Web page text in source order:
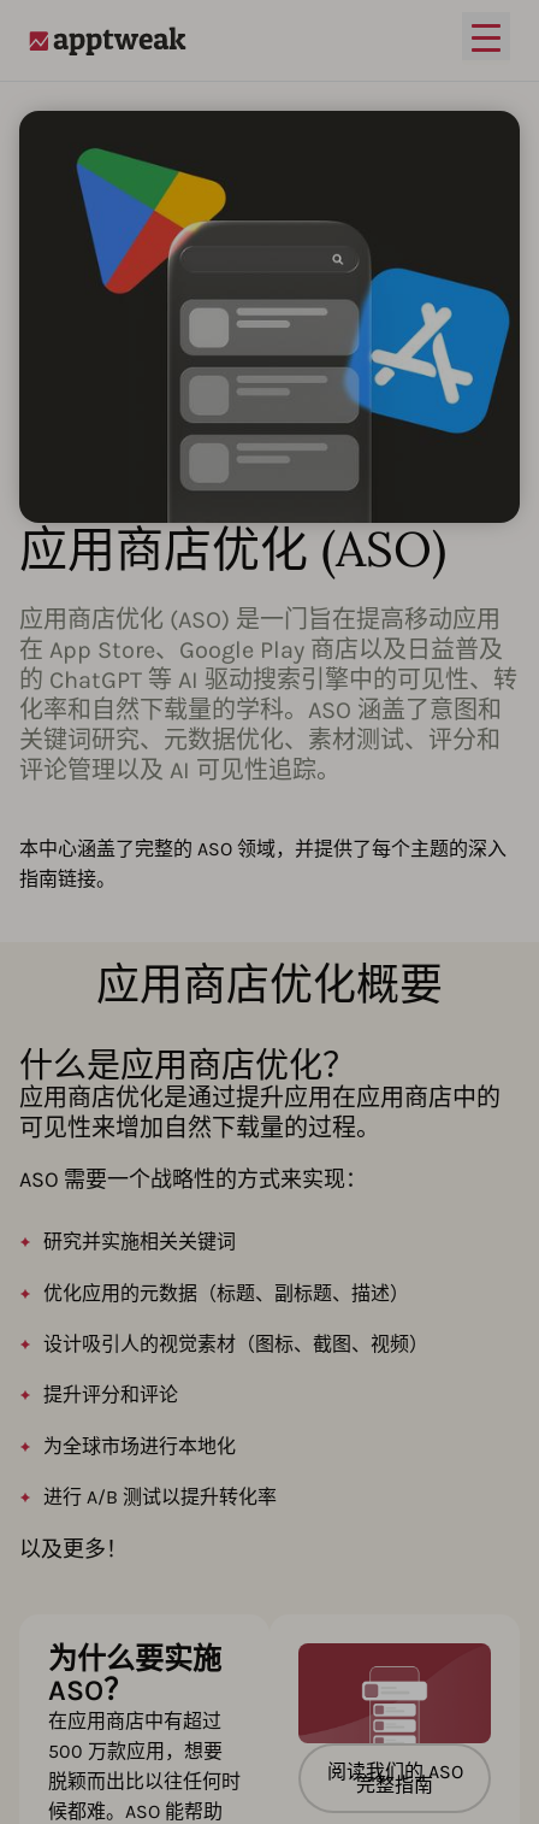
打开
应用商店优化 (ASO)
应用商店优化 (ASO) 是一门旨在提高移动应用
在 App Store、Google Play 商店以及日益普及
的 ChatGPT 等 AI 驱动搜索引擎中的可见性、转
化率和自然下载量的学科。ASO 涵盖了意图和
关键词研究、元数据优化、素材测试、评分和
评论管理以及 AI 可见性追踪。
本中心涵盖了完整的 ASO 领域，并提供了每个主题的深入
指南链接。
应用商店优化概要
什么是应用商店优化？
应用商店优化是通过提升应用在应用商店中的
可见性来增加自然下载量的过程。
ASO 需要一个战略性的方式来实现：
研究并实施相关关键词
优化应用的元数据（标题、副标题、描述）
设计吸引人的视觉素材（图标、截图、视频）
提升评分和评论
为全球市场进行本地化
进行 A/B 测试以提升转化率
以及更多！
为什么要实施
ASO？
在应用商店中有超过
500 万款应用，想要
脱颖而出比以往任何时
候都难。ASO 能帮助
阅读我们的 ASO
完整指南